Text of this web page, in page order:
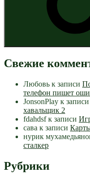
Свежие
Любовь к записи
телефон пишет
JonsonPlay к записи
хавальщик 2
fdahdsfк записи
сава к записи
нурик
сталкер
Рубрики